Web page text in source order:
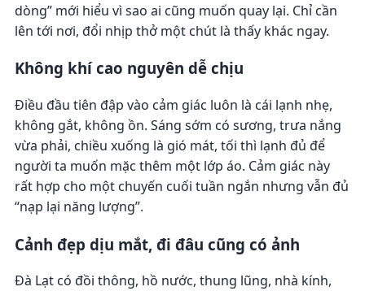
dòng” mới hiểu vì sao ai cũng muốn quay lại. Chỉ cần
lên tới nơi, đổi nhịp thở một chút là thấy khác ngay.
Không khí cao nguyên dễ chịu
Điều đầu tiên đập vào cảm giác luôn là cái lạnh nhẹ,
không gắt, không ồn. Sáng sớm có sương, trưa nắng
vừa phải, chiều xuống là gió mát, tối thì lạnh đủ để
người ta muốn mặc thêm một lớp áo. Cảm giác này
rất hợp cho một chuyến cuối tuần ngắn nhưng vẫn đủ
“nạp lại năng lượng”.
Cảnh đẹp dịu mắt, đi đâu cũng có ảnh
Đà Lạt có đồi thông, hồ nước, thung lũng, nhà kính,